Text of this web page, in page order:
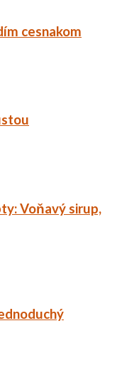
cesnakom
Voňavý sirup,